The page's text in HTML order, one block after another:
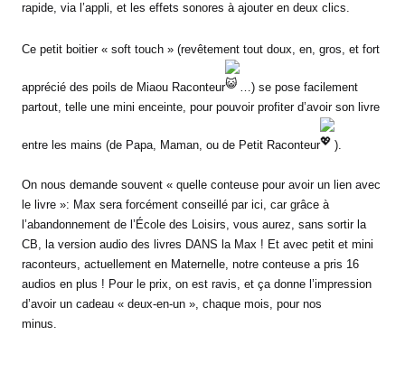
rapide, via l’appli, et les effets sonores à ajouter en deux clics.
Ce petit boitier « soft touch » (revêtement tout doux, en, gros, et fort
apprécié des poils de Miaou Raconteur
…) se pose facilement
partout, telle une mini enceinte, pour pouvoir profiter d’avoir son livre
entre les mains (de Papa, Maman, ou de Petit Raconteur ).
On nous demande souvent « quelle conteuse pour avoir un lien avec
le livre »: Max sera forcément conseillé par ici, car grâce à
l’abandonnement de l’École des Loisirs, vous aurez, sans sortir la
CB, la version audio des livres DANS la Max ! Et avec petit et mini
raconteurs, actuellement en Maternelle, notre conteuse a pris 16
audios en plus ! Pour le prix, on est ravis, et ça donne l’impression
d’avoir un cadeau « deux-en-un », chaque mois, pour nos
minus.